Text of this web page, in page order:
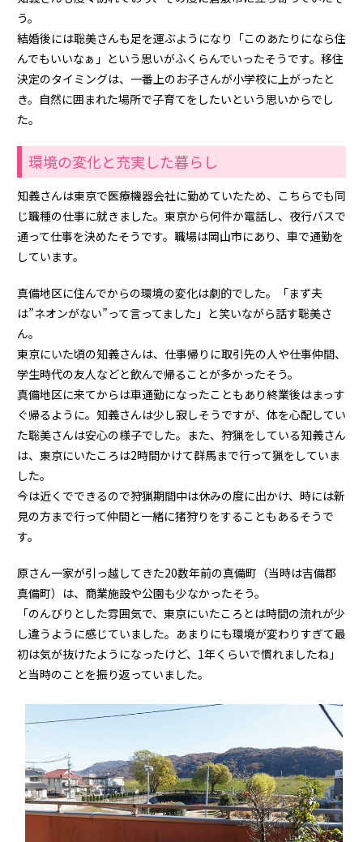
う。
結婚後には聡美さんも足を運ぶようになり「このあたりになら住
んでもいいなぁ」という思いがふくらんでいったそうです。移住
決定のタイミングは、一番上のお子さんが小学校に上がったと
き。自然に囲まれた場所で子育てをしたいという思いからでし
た。
環境の変化と充実した暮らし
知義さんは東京で医療機器会社に勤めていたため、こちらでも同
じ職種の仕事に就きました。東京から何件か電話し、夜行バスで
通って仕事を決めたそうです。職場は岡山市にあり、車で通勤を
しています。
真備地区に住んでからの環境の変化は劇的でした。「まず夫
は”ネオンがない”って言ってました」と笑いながら話す聡美さ
ん。
東京にいた頃の知義さんは、仕事帰りに取引先の人や仕事仲間、
学生時代の友人などと飲んで帰ることが多かったそう。
真備地区に来てからは車通勤になったこともあり終業後はまっす
ぐ帰るように。知義さんは少し寂しそうですが、体を心配してい
た聡美さんは安心の様子でした。また、狩猟をしている知義さん
は、東京にいたころは2時間かけて群馬まで行って猟をしていま
した。
今は近くでできるので狩猟期間中は休みの度に出かけ、時には新
見の方まで行って仲間と一緒に猪狩りをすることもあるそうで
す。
原さん一家が引っ越してきた20数年前の真備町（当時は吉備郡
真備町）は、商業施設や公園も少なかったそう。
「のんびりとした雰囲気で、東京にいたころとは時間の流れが少
し違うように感じていました。あまりにも環境が変わりすぎて最
初は気が抜けたようになったけど、1年くらいで慣れましたね」
と当時のことを振り返っていました。